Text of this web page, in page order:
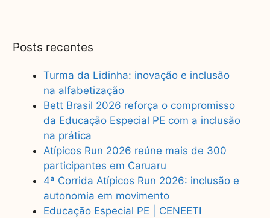
Posts recentes
Turma da Lidinha: inovação e inclusão
na alfabetização
Bett Brasil 2026 reforça o compromisso
da Educação Especial PE com a inclusão
na prática
Atípicos Run 2026 reúne mais de 300
participantes em Caruaru
4ª Corrida Atípicos Run 2026: inclusão e
autonomia em movimento
Educação Especial PE | CENEETI